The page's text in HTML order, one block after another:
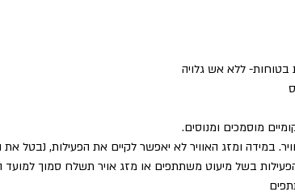
ללא אש גלויה
מוסמכים ומנוסים.
במידה ומזג האוויר לא יאפשר לקיים את הפעילות, נבטל
בשל מיעוט משתתפים או מזג אויר תשלח סמוך